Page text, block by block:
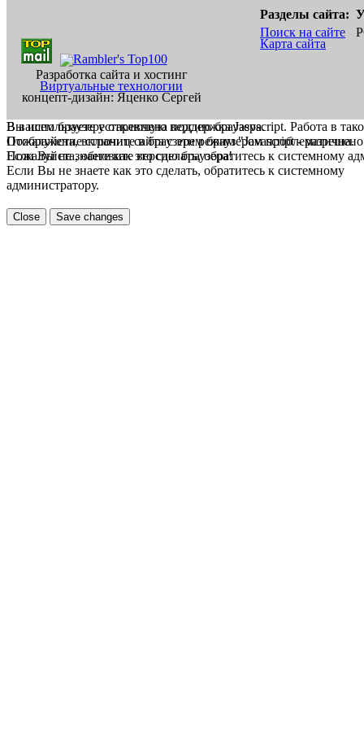
Разработка сайта и хостинг
Виртуальные технологии
концепт-дизайн: Яценко Сергей
Разделы сайта:
Поиск на сайте
Карта сайта
В вашем браузере отключена поддержка Jasvscript. Работа в
Пожалуйста, включите в браузере режим "Javascript -
Если Вы не знаете как это сделать, обратитесь к системному
Вы используете устаревшую версию браузера.
Отображение страниц сайта с этим браузером проблематична.
Пожалуйста, обновите версию браузера!
Если Вы не знаете как это сделать, обратитесь к системному
администратору.
Close Save changes